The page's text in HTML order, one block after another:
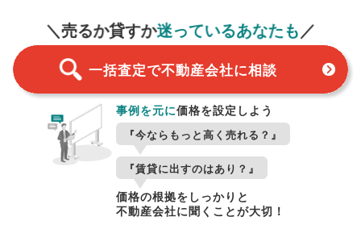
＼売るか貸すか迷っているあなたも／
一括査定で不動産会社に相談
事例を元に価格を設定しよう
『今ならもっと高く売れる？』
『賃貸に出すのはあり？』
価格の根拠をしっかりと
不動産会社に聞くことが大切！